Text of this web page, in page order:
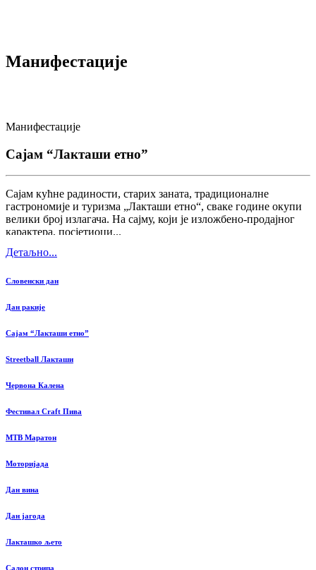
Манифестације
Манифестације
Сајам “Лакташи етно”
Сајам кућне радиности, старих заната, традиционалне
гастрономије и туризма „Лакташи етно“, сваке године окупи
велики број излагача. На сајму, који је изложбено-продајног
карактера, посјетиоци...
Детаљно...
Словенски дан
Дан ракије
Сајам “Лакташи етно”
Streetball Лакташи
Червона Калена
Фестивал Craft Пива
MTB Маратон
Моторијада
Дан вина
Дан јагода
Лакташко љето
Салон стрипа